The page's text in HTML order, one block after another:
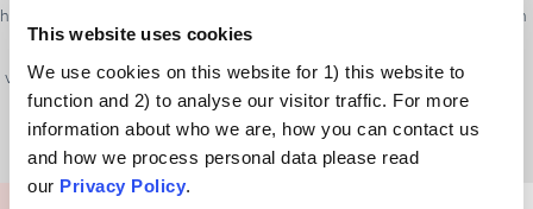
This website uses cookies
We use cookies on this website for 1) this website to
function and 2) to analyse our visitor traffic. For more
information about who we are, how you can contact us
and how we process personal data please read
our Privacy Policy.
hur de kan påverka oss. Världen kan ibland kännas som en farlig plats, och
vi vet inte varför vissa tillstånd uppkommer. Det är förståeligt att vi vill
veta vad som orsakade ett problem så att vi kan försöka undvika det eller
lösa det.